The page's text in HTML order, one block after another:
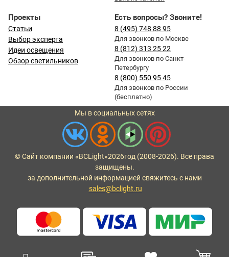
Проекты
Статьи
Выбор эксперта
Идеи освещения
Обзор светильников
Есть вопросы? Звоните!
8 (495) 748 88 95
Для звонков по Москве
8 (812) 313 25 22
Для звонков по Санкт-
Петербургу
8 (800) 550 95 45
Для звонков по России
(бесплатно)
Мы в социальных сетях
© Сайт компании «BCLight»2026год (2008-2026). Все права
защищены.
за дополнительной информацией свяжитесь с нами
sales@bclight.ru